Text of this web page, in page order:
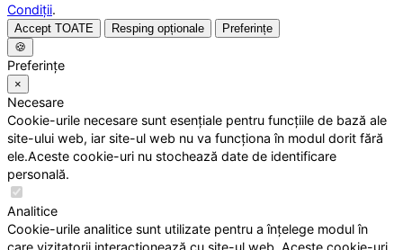
Condiții.
Accept TOATE Resping opționale
Preferințe
🍪
Preferințe
×
Necesare
Cookie-urile necesare sunt esențiale pentru funcțiile de bază ale
site-ului web, iar site-ul web nu va funcționa în modul dorit fără
ele.Aceste cookie-uri nu stochează date de identificare
personală.
Analitice
Cookie-urile analitice sunt utilizate pentru a înțelege modul în
care vizitatorii interacționează cu site-ul web. Aceste cookie-uri